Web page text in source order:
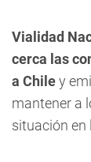
Vialidad
cerca las
a Chiley
mantener a
situación en